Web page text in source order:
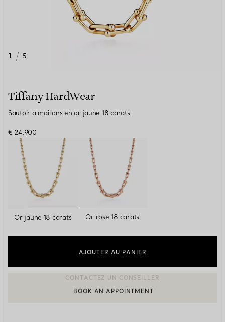
1 / 5
Tiffany HardWear
Sautoir à maillons en or jaune 18 carats
€ 24.900
sélectionnés
Or jaune 18 carats Or rose 18 carats
AJOUTER AU PANIER
CONTACTER UN CONSEILLER CLIENT OU PRENDRE RENDEZ-
BOOK AN APPOINTMENT